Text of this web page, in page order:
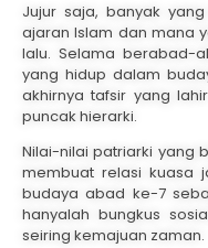
Jujur saja, banyak
ajaran Islam dan mana
lalu. Selama berabad-
yang hidup dalam
akhirnya tafsir yang
puncak hierarki.
Nilai-nilai patriarki yang
membuat relasi kuasa
budaya abad ke-7
hanyalah bungkus
seiring kemajuan zaman.